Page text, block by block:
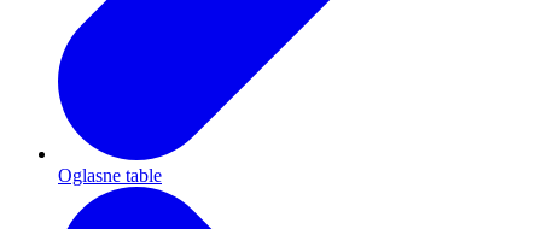
Oglasne table